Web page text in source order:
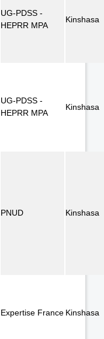
UG-PDSS -
HEPRR MPA
Kinshasa
UG-PDSS -
HEPRR MPA
Kinshasa
PNUD Kinshasa
Expertise France Kinshasa